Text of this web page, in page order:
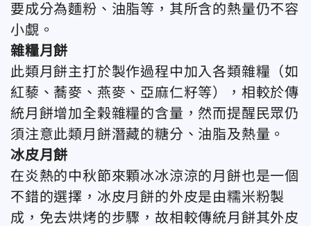
要成分為麵粉、油脂等，其所含的熱量仍不容
小覷。
雜糧月餅
此類月餅主打於製作過程中加入各類雜糧（如
紅藜、蕎麥、燕麥、亞麻仁籽等），相較於傳
統月餅增加全榖雜糧的含量，然而提醒民眾仍
須注意此類月餅潛藏的糖分、油脂及熱量。
冰皮月餅
在炎熱的中秋節來顆冰冰涼涼的月餅也是一個
不錯的選擇，冰皮月餅的外皮是由糯米粉製
成，免去烘烤的步驟，故相較傳統月餅其外皮